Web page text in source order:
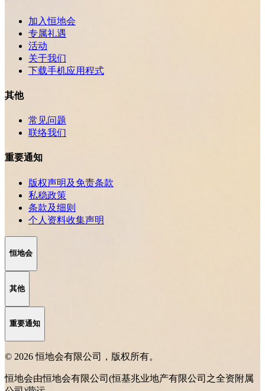
加入恒地会
专属礼遇
活动
关于我们
下载手机应用程式
其他
常见问题
联络我们
重要通知
版权声明及免责条款
私稳政策
条款及细则
个人资料收集声明
恒地会
其他
重要通知
© 2026 恒地会有限公司，版权所有。
恒地会由恒地会有限公司(恒基兆业地产有限公司之全资附属